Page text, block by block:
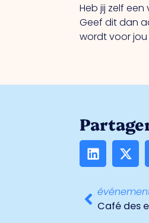
Heb jij zelf
Geef dit dan
wordt voor jou
Café des